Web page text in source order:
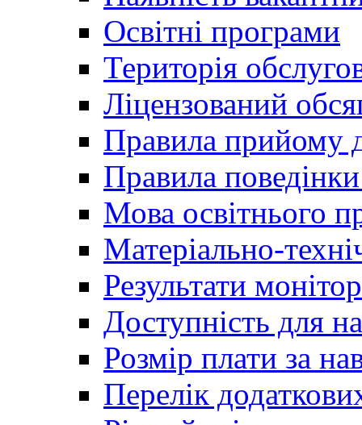
Освітні програми
Територія
Ліцензований
Правила прийому
Правила
Мова освітнього
Матеріально-
Результати
Доступність для
Розмір плати за
Перелік